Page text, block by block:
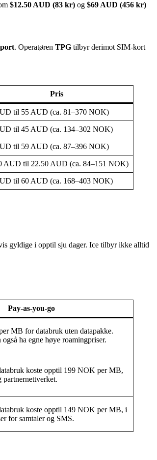
$12.50 AUD (83 kr) og $69 AUD (456 kr)
. Operatøren TPG tilbyr derimot SIM-kort
Pris
til 55 AUD (ca. 81–370 NOK)
til 45 AUD (ca. 134–302 NOK)
til 59 AUD (ca. 87–396 NOK)
AUD til 22.50 AUD (ca. 84–151 NOK)
til 60 AUD (ca. 168–403 NOK)
gyldige i opptil sju dager. Ice tilbyr ikke alltid
Pay-as-you-go
MB for databruk uten datapakke.
ha egne høye roamingpriser.
koste opptil 199 NOK per MB,
partnernettverket.
koste opptil 149 NOK per MB, i
for samtaler og SMS.